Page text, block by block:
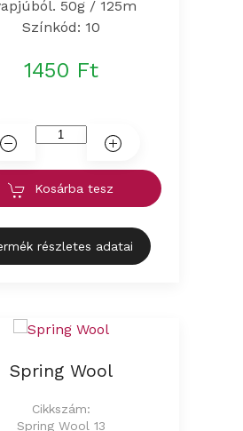
50g / 125m
Színkód: 10
1450 Ft
Kosárba tesz
részletes adatai
Spring Wool
Cikkszám:
Spring Wool 13